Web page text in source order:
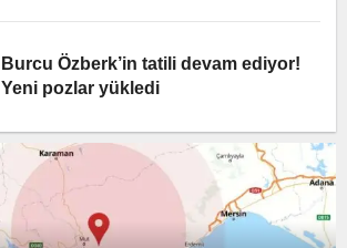
Burcu Özberk’in tatili devam ediyor!
Yeni pozlar yükledi